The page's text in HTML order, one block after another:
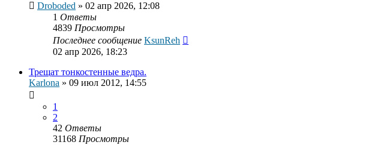
Droboded » 02 апр 2026, 12:08
1 Ответы
4839 Просмотры
Последнее сообщение KsunReh
02 апр 2026, 18:23
Трещат тонкостенные ведра.
Karlona » 09 июл 2012, 14:55
1
2
42 Ответы
31168 Просмотры